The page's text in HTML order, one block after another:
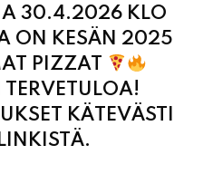
30.4.2026 KLO
ON KESÄN 2025
PIZZAT
KÄTEVÄSTI